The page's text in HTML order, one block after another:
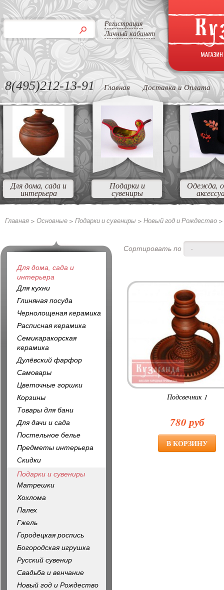
Регистрация
Личный кабинет
8(495)212-13-91 Главная Доставка и Оплата
Для дома, сада и
интерьера
Подарки и
сувениры
Одежда,
Главная > Основные > Подарки и сувениры > Новый год и Рождество >
Сортировать по -
Подсвечник 1
780 руб
Для дома, сада и
интерьера
Для кухни
Глиняная посуда
Чернолощеная керамика
Расписная керамика
Семикаракорская
керамика
Дулёвский фарфор
Самовары
Цветочные горшки
Корзины
Товары для бани
Для дачи и сада
Постельное белье
Предметы интерьера
Скидки
Подарки и сувениры
Матрешки
Хохлома
Палех
Гжель
Городецкая роспись
Богородская игрушка
Русский сувенир
Свадьба и венчание
Новый год и Рождество